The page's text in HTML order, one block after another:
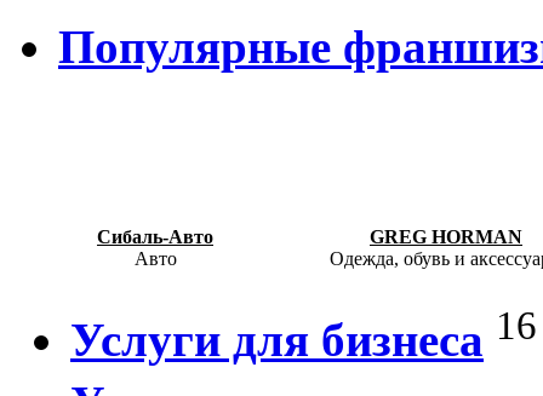
Популярные
Сибаль-Авто
Авто
GREG HORMAN
Одежда, обувь и
Услуги для бизнеса 16